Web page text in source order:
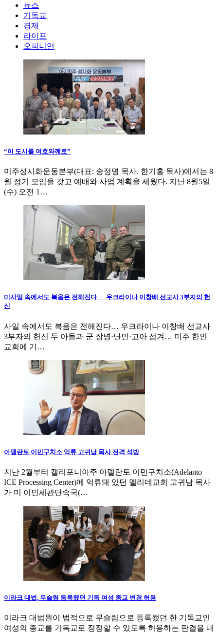
뉴스
기독교
경제
라이프
오피니언
“이 도시를 여호와께로”
미주성시화운동본부(대표: 송정명 목사. 한기홍 목사)에서는 8
월 정기 모임을 갖고 예배와 사업 계획을 세웠다. 지난 8월5일
(수) 오전 1…
미사일 속에서도 복음은 전해진다 — 우크라이나 이창배 선교사 3부자의 헌
신
사일 속에서도 복음은 전해진다… 우크라이나 이창배 선교사
3부자의 헌신 두 아들과 군 장병·난민·고아 섬겨… 미주 한인
교회에 기…
아델란토 이민구치소 억류 고귀남 목사 전격 석방
지난 2월부터 캘리포니아주 아델란토 이민구치소(Adelanto
ICE Processing Center)에 억류돼 있던 멜리데교회 고귀남 목사
가 미 이민세관단속국(…
이라크 대법, 무슬림 등록됐던 기독 여성 종교 변경 허용
이라크 대법원이 법적으로 무슬림으로 등록됐던 한 기독교인
여성의 종교를 기독교로 정정할 수 있도록 허용하는 판결을 내